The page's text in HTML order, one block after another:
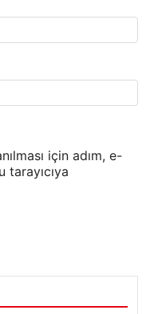
için adım, e-